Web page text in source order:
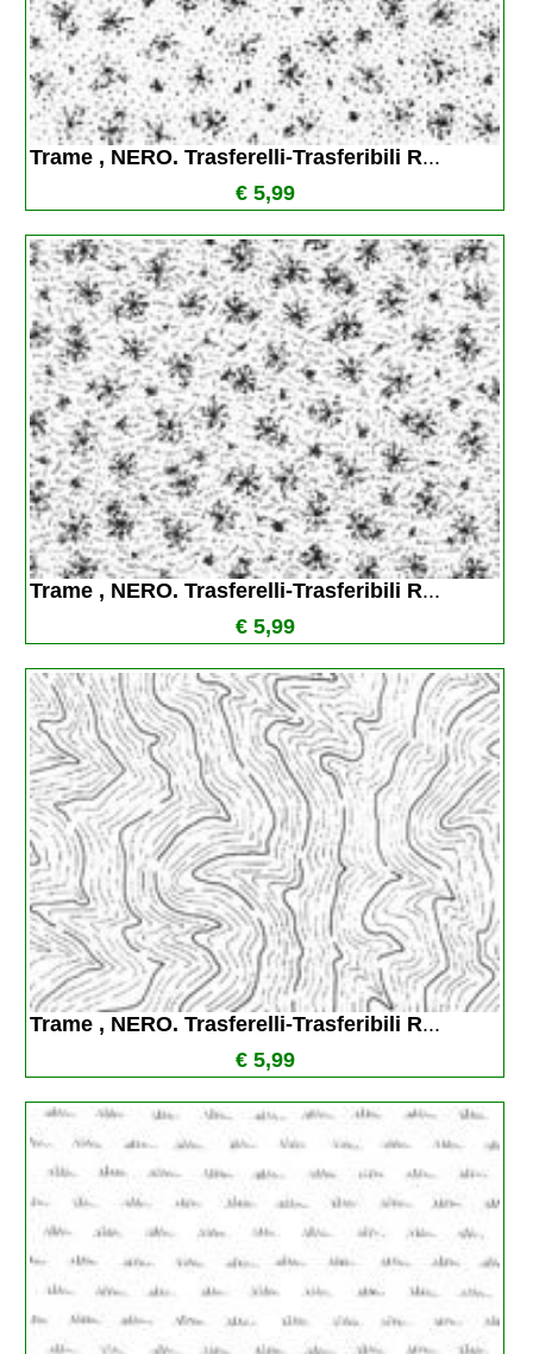
Trame , NERO. Trasferelli-Trasferibili R...
€ 5,99
Trame , NERO. Trasferelli-Trasferibili R...
€ 5,99
Trame , NERO. Trasferelli-Trasferibili R...
€ 5,99